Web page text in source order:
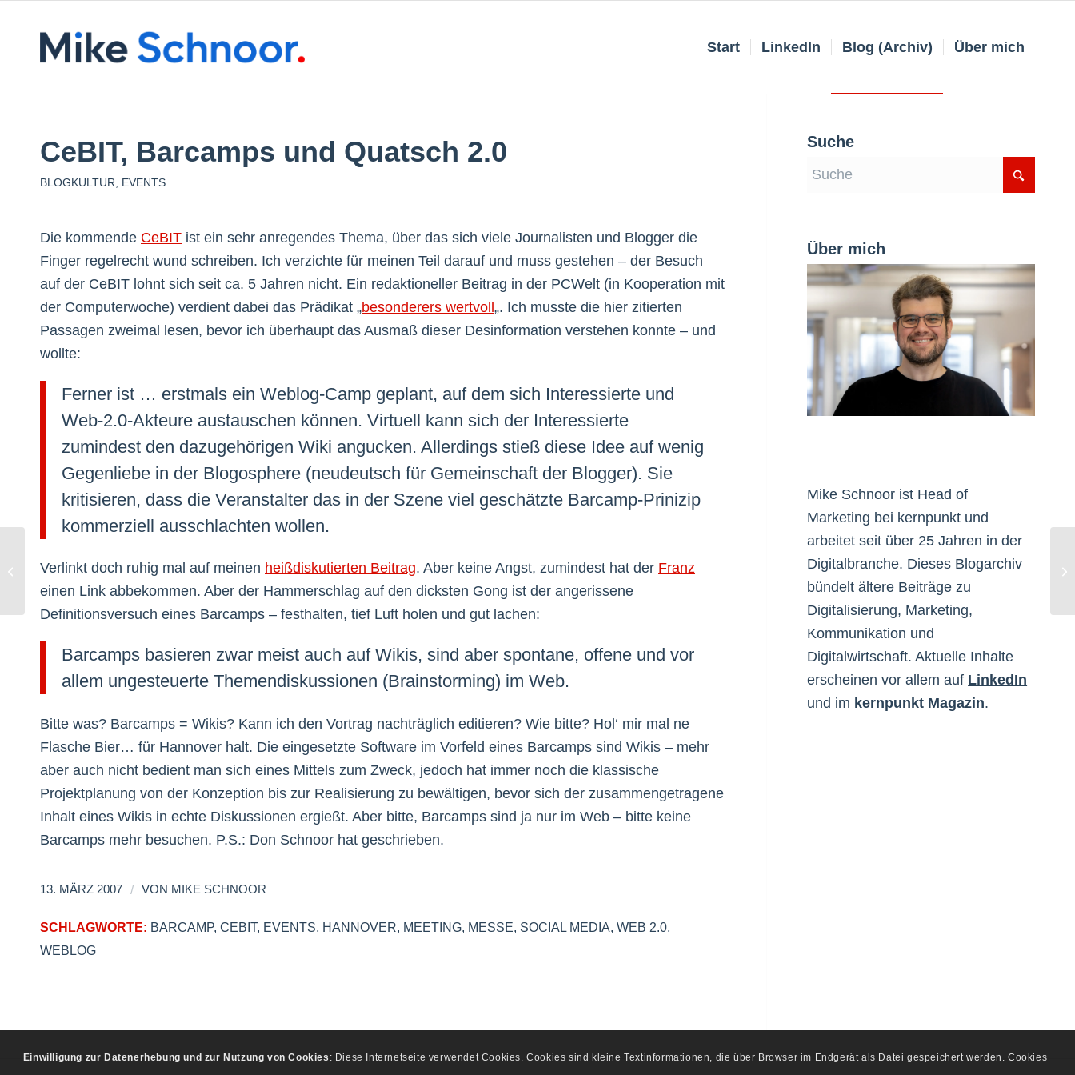
Start LinkedIn Blog (Archiv) Über mich
CeBIT, Barcamps und Quatsch 2.0
BLOGKULTUR EVENTS
Die kommende CeBIT ist ein sehr anregendes Thema, über das sich viele Journalisten und Blogger die
Finger regelrecht wund schreiben. Ich verzichte für meinen Teil darauf und muss gestehen – der Besuch
auf der CeBIT lohnt sich seit ca. 5 Jahren nicht. Ein redaktioneller Beitrag in der PCWelt (in Kooperation mit
der Computerwoche) verdient dabei das Prädikat „besonderers wertvoll „. Ich musste die hier zitierten
Passagen zweimal lesen, bevor ich überhaupt das Ausmaß dieser Desinformation verstehen konnte – und
wollte:
Ferner ist … erstmals ein Weblog-Camp geplant, auf dem sich Interessierte und
Web-2.0-Akteure austauschen können. Virtuell kann sich der Interessierte
zumindest den dazugehörigen Wiki angucken. Allerdings stieß diese Idee auf wenig
Gegenliebe in der Blogosphere (neudeutsch für Gemeinschaft der Blogger). Sie
kritisieren, dass die Veranstalter das in der Szene viel geschätzte Barcamp-Prinizip
kommerziell ausschlachten wollen.
Verlinkt doch ruhig mal auf meinen heißdiskutierten Beitrag. Aber keine Angst, zumindest hat der Franz
einen Link abbekommen. Aber der Hammerschlag auf den dicksten Gong ist der angerissene
Definitionsversuch eines Barcamps – festhalten, tief Luft holen und gut lachen:
Barcamps basieren zwar meist auch auf Wikis, sind aber spontane, offene und vor
allem ungesteuerte Themendiskussionen (Brainstorming) im Web.
Bitte was? Barcamps = Wikis? Kann ich den Vortrag nachträglich editieren? Wie bitte? Hol‘ mir mal ne
Flasche Bier… für Hannover halt. Die eingesetzte Software im Vorfeld eines Barcamps sind Wikis – mehr
aber auch nicht bedient man sich eines Mittels zum Zweck, jedoch hat immer noch die klassische
Projektplanung von der Konzeption bis zur Realisierung zu bewältigen, bevor sich der zusammengetragene
Inhalt eines Wikis in echte Diskussionen ergießt. Aber bitte, Barcamps sind ja nur im Web – bitte keine
Barcamps mehr besuchen. P.S.: Don Schnoor hat geschrieben.
13. MÄRZ 2007 / VON MIKE SCHNOOR
SCHLAGWORTE: BARCAMP, CEBIT, EVENTS, HANNOVER, MEETING, MESSE, SOCIAL MEDIA, WEB 2.0,
WEBLOG
Suche
Über mich
Mike Schnoor ist Head of
Marketing bei kernpunkt und
arbeitet seit über 25 Jahren in der
Digitalbranche. Dieses Blogarchiv
bündelt ältere Beiträge zu
Digitalisierung, Marketing,
Kommunikation und
Digitalwirtschaft. Aktuelle Inhalte
erscheinen vor allem auf LinkedIn
und im kernpunkt Magazin.
Führungswechsel: Tschüss Ehssan!
Einwilligung zur Datenerhebung und zur Nutzung von Cookies : Diese Internetseite verwendet Cookies. Cookies sind kleine Textinformationen, die über Browser im Endgerät als Datei gespeichert werden. Cookies